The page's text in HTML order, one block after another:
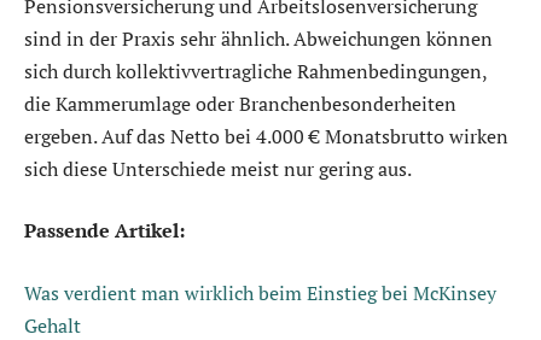
Pensionsversicherung und Arbeitslosenversicherung
sind in der Praxis sehr ähnlich. Abweichungen können
sich durch kollektivvertragliche Rahmenbedingungen,
die Kammerumlage oder Branchenbesonderheiten
ergeben. Auf das Netto bei 4.000 € Monatsbrutto wirken
sich diese Unterschiede meist nur gering aus.
Passende Artikel:
Was verdient man wirklich beim Einstieg bei McKinsey
Gehalt